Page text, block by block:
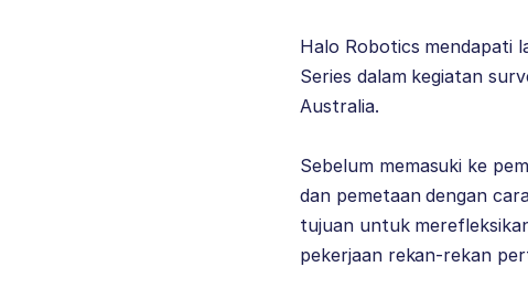
Halo Robotics mendapati
Series dalam kegiatan
Australia.
Sebelum memasuki ke
dan pemetaan dengan
tujuan untuk
pekerjaan rekan-rekan